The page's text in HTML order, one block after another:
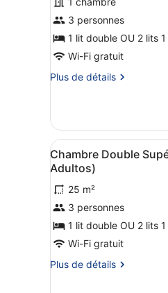
ce
type
de
chambre :
Chambre
3 personnes
1 lit double OU 2 lits
Wi-Fi gratuit
Plus de détails
Plus
le
type
de
chambre
Chambre
Double
Afficher
toutes
les
photos
pour
ce
type
de
chambre :
8
Chambre Double
Adultos)
25 m²
3 personnes
1 lit double OU 2 lits
Wi-Fi gratuit
Plus de détails
Plus